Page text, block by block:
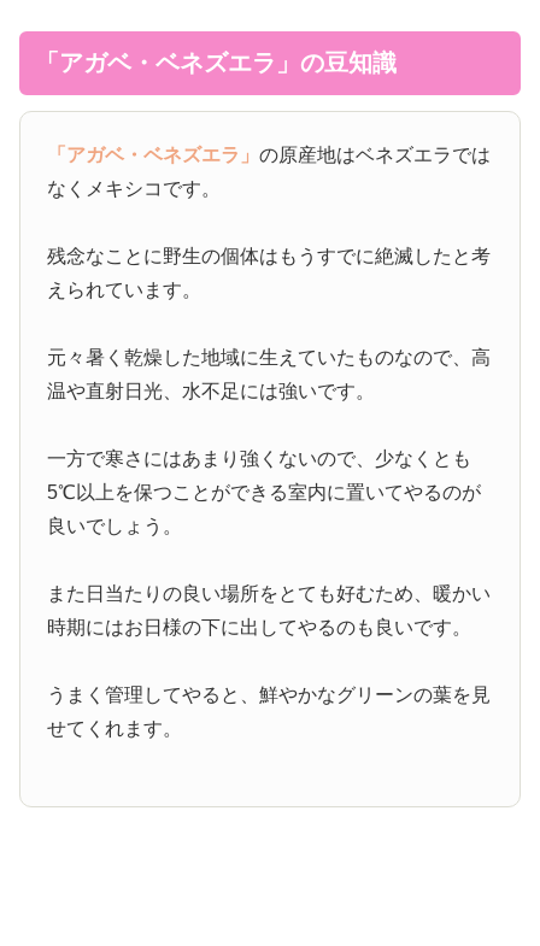
「アガベ・ベネズエラ」の豆知識
「アガベ・ベネズエラ」の原産地はベネズエラでは
なくメキシコです。
残念なことに野生の個体はもうすでに絶滅したと考
えられています。
元々暑く乾燥した地域に生えていたものなので、高
温や直射日光、水不足には強いです。
一方で寒さにはあまり強くないので、少なくとも
5℃以上を保つことができる室内に置いてやるのが
良いでしょう。
また日当たりの良い場所をとても好むため、暖かい
時期にはお日様の下に出してやるのも良いです。
うまく管理してやると、鮮やかなグリーンの葉を見
せてくれます。